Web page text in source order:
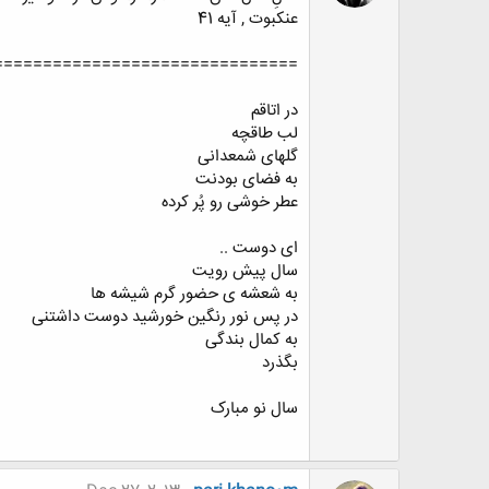
عنکبوت , آیه 41
در اتاقم
لب طاقچه
گلهای شمعدانی
به فضای بودنت
عطر خوشی رو پُر کرده
ای دوست ..
سال پیش رویت
به شعشه ی حضور گرم شیشه ها
در پس نور رنگین خورشید دوست داشتنی
به کمال بندگی
بگذرد
سال نو مبارک